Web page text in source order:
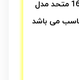
بسیار ارزان تر از کابل جوش سایز 16 متحد مدل